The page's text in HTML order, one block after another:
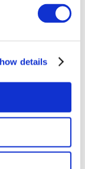
details